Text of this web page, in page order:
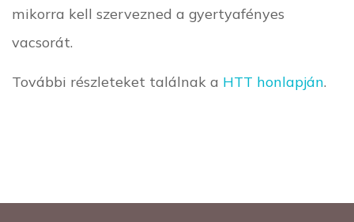
mikorra kell szervezned a gyertyafényes
vacsorát.
További részleteket találnak a HTT honlapján.